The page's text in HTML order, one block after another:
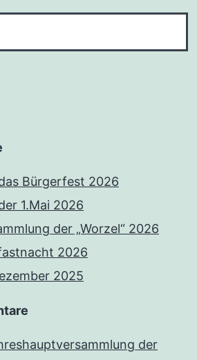
Bürgerfest 2026
1.Mai 2026
der „Worzel“ 2026
2026
2025
der